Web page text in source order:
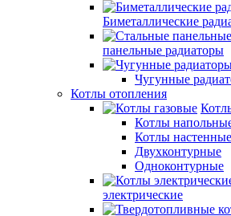
Биметаллические
панельные радиаторы
Чугунные
Котлы отопления
Котлы
Котлы настенные
Двухконтурные
Одноконтурные
электрические